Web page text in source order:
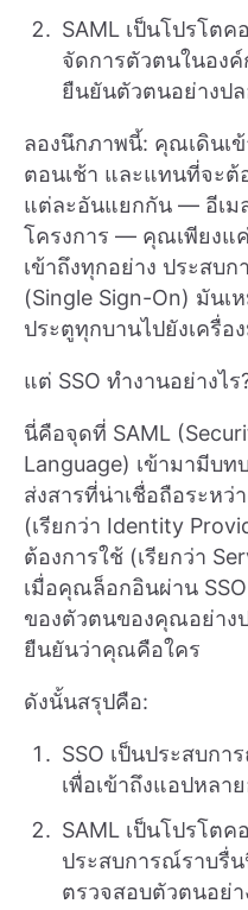
SAML เป็นโปรโต
จัดการตัวตนในอง
ยืนยันตัวตนอย่างป
ลองนึกภาพนี้: คุณเดินเ
ตอนเช้า และแทนที่จะต้
แต่ละอันแยกกัน — อีเม
โครงการ — คุณเพียงแ
เข้าถึงทุกอย่าง ประสบ
(Single Sign-On) มัน
ประตูทุกบานไปยังเครื่
แต่ SSO ทำงานอย่างไร
นี่คือจุดที่ SAML
Language) เข้ามามีบท
ส่งสารที่น่าเชื่อถือระห
(เรียกว่า Identity
ต้องการใช้ (เรียกว่า
เมื่อคุณล็อกอินผ่าน
ของตัวตนของคุณอย่าง
ยืนยันว่าคุณคือใคร
ดังนั้นสรุปคือ:
SSO เป็นประสบก
เพื่อเข้าถึงแอปหลา
SAML เป็นโปรโต
ประสบการณ์ราบรื่
ตรวจสอบตัวตนอย่